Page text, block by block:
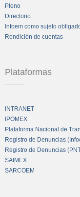
Pleno
Directorio
Infoem como sujeto
Rendición de cuentas
Plataformas
INTRANET
IPOMEX
Plataforma Nacional de
Registro de Denuncias
Registro de Denuncias
SAIMEX
SARCOEM